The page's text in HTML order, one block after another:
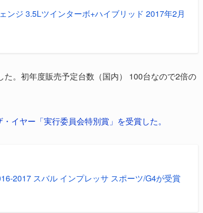
ンジ 3.5Lツインターボ+ハイブリッド 2017年2月
。初年度販売予定台数（国内） 100台なので2倍の
イヤー「実行委員会特別賞」を受賞した。
2017 スバル インプレッサ スポーツ/G4が受賞